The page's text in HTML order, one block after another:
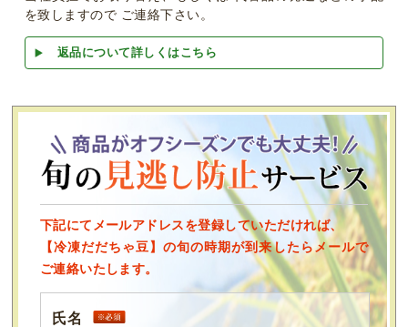
を致しますので ご連絡下さい。
返品について詳しくはこちら
下記にてメールアドレスを登録していただければ、
【冷凍だだちゃ豆】の旬の時期が到来したらメールで
ご連絡いたします。
氏名